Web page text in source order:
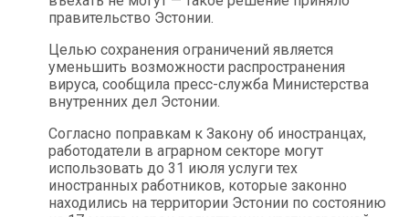
правительство Эстонии.
Целью сохранения ограничений является
уменьшить возможности распространения
вируса, сообщила пресс-служба Министерства
внутренних дел Эстонии.
Согласно поправкам к Закону об иностранцах,
работодатели в аграрном секторе могут
использовать до 31 июля услуги тех
иностранных работников, которые законно
находились на территории Эстонии по состоянию